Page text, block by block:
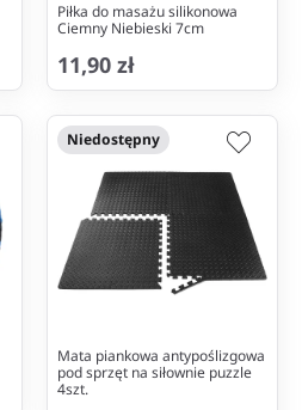
Piłka do masażu silikonowa
Ciemny Niebieski 7cm
11,90 zł
Niedostępny
Mata piankowa antypoślizgowa
pod sprzęt na siłownie puzzle
4szt.